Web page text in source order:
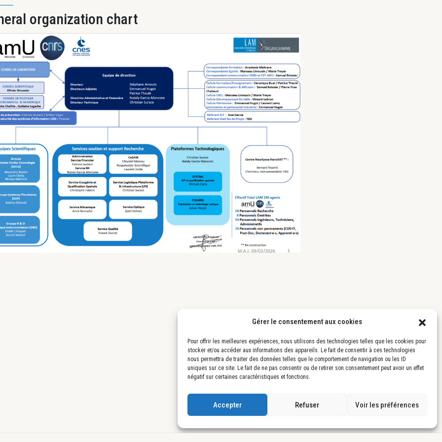
Gérer le consentement aux cookies
Pour offrir les meilleures expériences, nous utilisons des technologies telles que les cookies pour
stocker et/ou accéder aux informations des appareils. Le fait de consentir à ces technologies
nous permettra de traiter des données telles que le comportement de navigation ou les ID
uniques sur ce site. Le fait de ne pas consentir ou de retirer son consentement peut avoir un effet
négatif sur certaines caractéristiques et fonctions.
Accepter Refuser Voir les préférences
organization chart